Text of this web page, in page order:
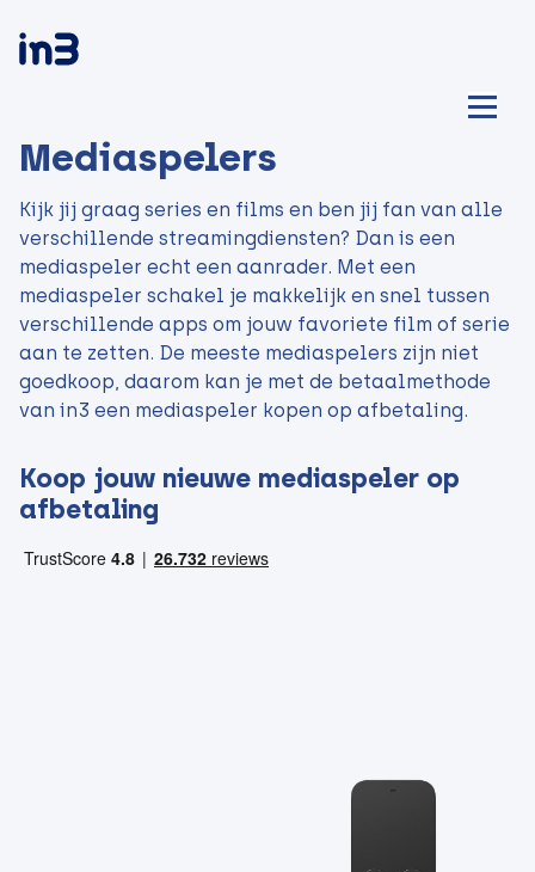
Mediaspelers
Kijk jij graag series en films en ben jij fan van alle
verschillende streamingdiensten? Dan is een
mediaspeler echt een aanrader. Met een
mediaspeler schakel je makkelijk en snel tussen
verschillende apps om jouw favoriete film of serie
aan te zetten. De meeste mediaspelers zijn niet
goedkoop, daarom kan je met de betaalmethode
van in3 een mediaspeler kopen op afbetaling.
Koop jouw nieuwe mediaspeler op
afbetaling